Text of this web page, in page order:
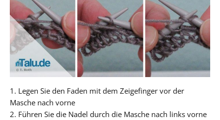
1. Legen Sie den Faden mit dem Zeigefinger vor der
Masche nach vorne
2. Führen Sie die Nadel durch die Masche nach links vorne